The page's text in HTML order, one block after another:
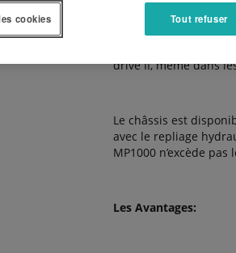
Le parallélogramme
drive II, même dans
Le châssis est
avec le repliage
MP1000 n’excède pas
Les Avantages:
Tout refuser
cookies